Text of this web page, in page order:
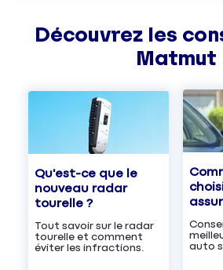
Découvrez les
Matmut
Qu'est-ce que le
nouveau radar
tourelle ?
Tout savoir sur le radar
tourelle et comment
éviter les infractions.
auto